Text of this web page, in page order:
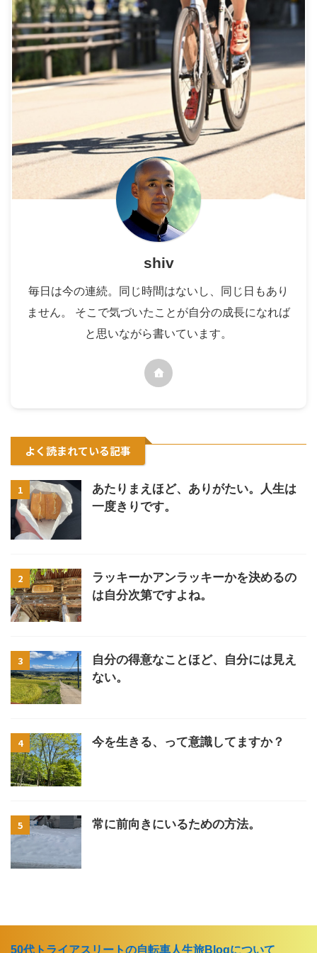
shiv
毎日は今の連続。同じ時間はないし、同じ日もあり
ません。 そこで気づいたことが自分の成長になれば
と思いながら書いています。
よく読まれている記事
1
あたりまえほど、ありがたい。人生は
一度きりです。
2
ラッキーかアンラッキーかを決めるの
は自分次第ですよね。
3
自分の得意なことほど、自分には見え
ない。
4 今を生きる、って意識してますか？
5 常に前向きにいるための方法。
50代トライアスリートの自転車人生旅Blogについて